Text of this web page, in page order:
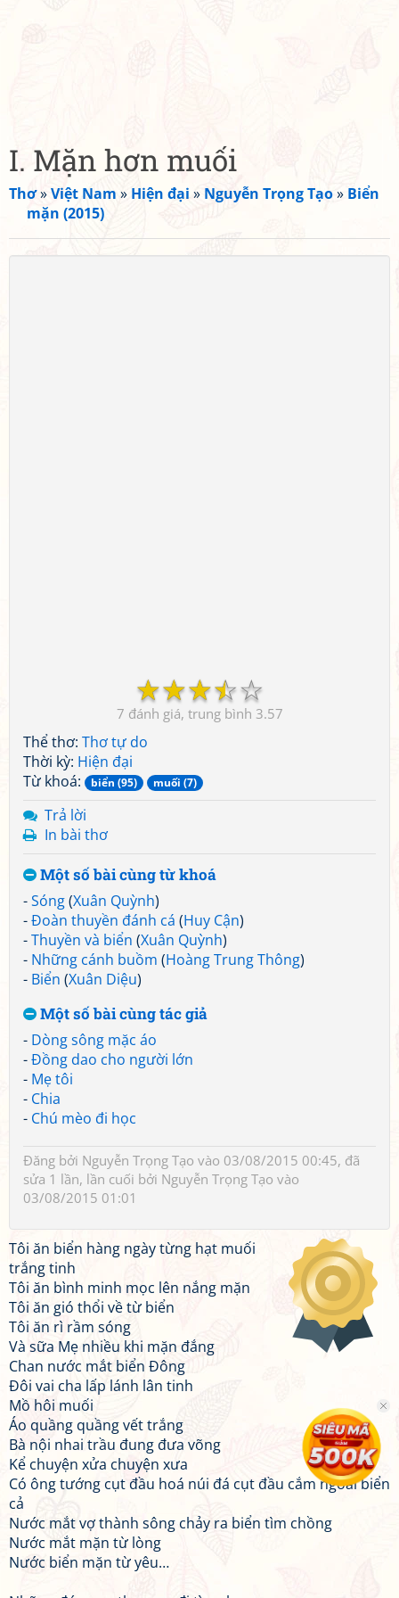
I. Mặn hơn muối
Thơ»Việt Nam » Hiện đại » Nguyễn Trọng Tạo» Biển
mặn (2015)
☆
☆
☆
☆
☆
7 3.57
Thể thơ: Thơ tự do
Thời kỳ: Hiện đại
Từ khoá:
biển (95) muối (7)
Trả lời
In bài thơ
Một số bài cùng từ khoá
-Sóng(Xuân Quỳnh)
-Đoàn thuyền đánh cá (Huy Cận)
-Thuyền và biển (Xuân Quỳnh)
- Những cánh buồm (Hoàng Trung Thông)
- Biển (Xuân Diệu)
Một số bài cùng tác giả
- Dòng sông mặc áo
-Đồng dao cho người lớn
- Mẹ tôi
- Chia
- Chú mèo đi học
Đăng bởi Nguyễn Trọng Tạo vào 03/08/2015 00:45, đã
sửa 1 lần, lần cuối bởi Nguyễn Trọng Tạo vào
03/08/2015 01:01
Tôi ăn biển hàng ngày từng hạt muối
trắng tinh
Tôi ăn bình minh mọc lên nắng mặn
Tôi ăn gió thổi về từ biển
Tôi ăn rì rầm sóng
Và sữa Mẹ nhiều khi mặn đắng
Chan nước mắt biển Đông
Đôi vai cha lấp lánh lân tinh
Mồ hôi muối
Áo quầng quầng vết trắng
Bà nội nhai trầu đung đưa võng
Kể chuyện xửa chuyện xưa
Có ông tướng cụt đầu hoá núi đá cụt đầu cắm ngoài biển
cả
Nước mắt vợ thành sông chảy ra biển tìm chồng
Nước mắt mặn từ lòng
Nước biển mặn từ yêu…